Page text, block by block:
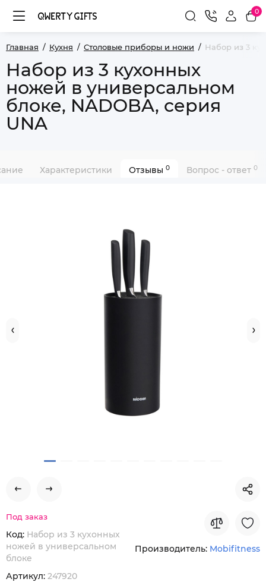
0
Главная Кухня Столовые приборы и ножи Набор из 3
Набор из 3 кухонных
ножей в универсальном
блоке, NADOBA, серия
UNA
Характеристики Отзывы 0 Вопрос - ответ 0
Под заказ
Код: Набор из 3 кухонных
ножей в универсальном
блоке
Артикул: 247920
Производитель: Mobifitness